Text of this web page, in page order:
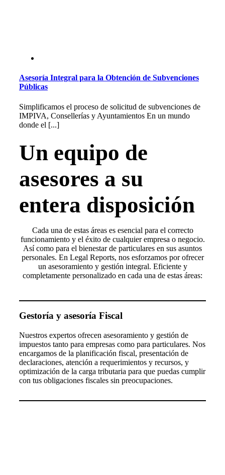
Asesoría Integral para la Obtención de Subvenciones
Públicas
Simplificamos el proceso de solicitud de subvenciones de
IMPIVA, Consellerías y Ayuntamientos En un mundo
donde el [...]
Un equipo de
asesores a su
entera disposición
Cada una de estas áreas es esencial para el correcto
funcionamiento y el éxito de cualquier empresa o negocio.
Así como para el bienestar de particulares en sus asuntos
personales. En Legal Reports, nos esforzamos por ofrecer
un asesoramiento y gestión integral. Eficiente y
completamente personalizado en cada una de estas áreas:
Gestoría y asesoría Fiscal
Nuestros expertos ofrecen asesoramiento y gestión de
impuestos tanto para empresas como para particulares. Nos
encargamos de la planificación fiscal, presentación de
declaraciones, atención a requerimientos y recursos, y
optimización de la carga tributaria para que puedas cumplir
con tus obligaciones fiscales sin preocupaciones.